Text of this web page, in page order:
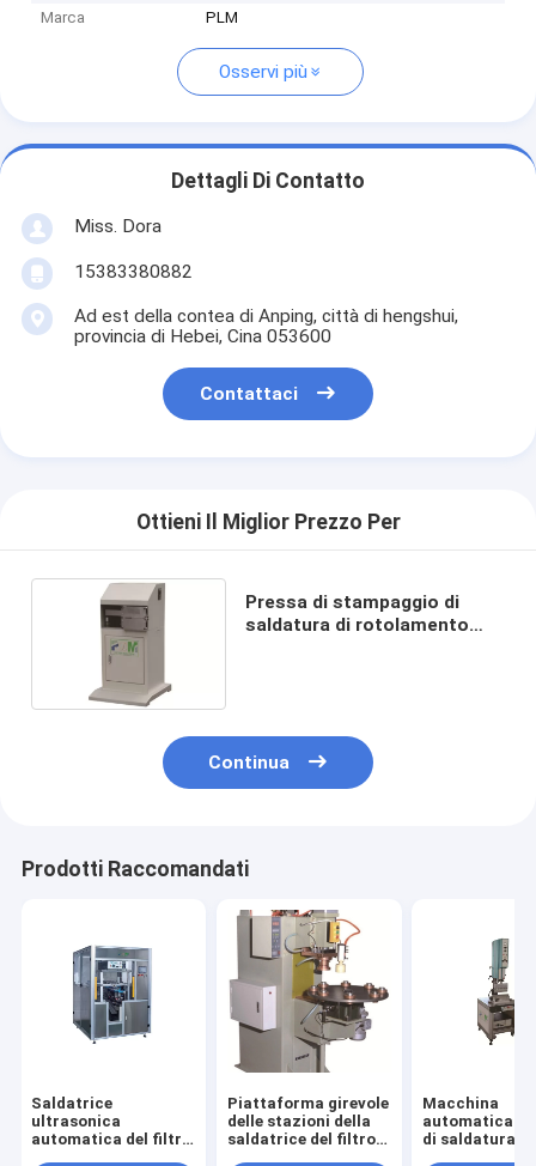
Marca
PLM
Osservi più
Dettagli Di Contatto
Miss. Dora
15383380882
Ad est della contea di Anping, città di hengshui,
provincia di Hebei, Cina 053600
Contattaci
Ottieni Il Miglior Prezzo Per
Pressa di stampaggio di
saldatura di rotolamento
Continua
Prodotti Raccomandati
Saldatrice
ultrasonica
automatica del filtro
Piattaforma girevole
delle stazioni della
saldatrice del filtro
Macchina
automatica di
di saldatura a